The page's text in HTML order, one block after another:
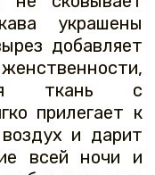
украшены
добавляет
ткань с
прилегает к
и дарит
всей ночи и